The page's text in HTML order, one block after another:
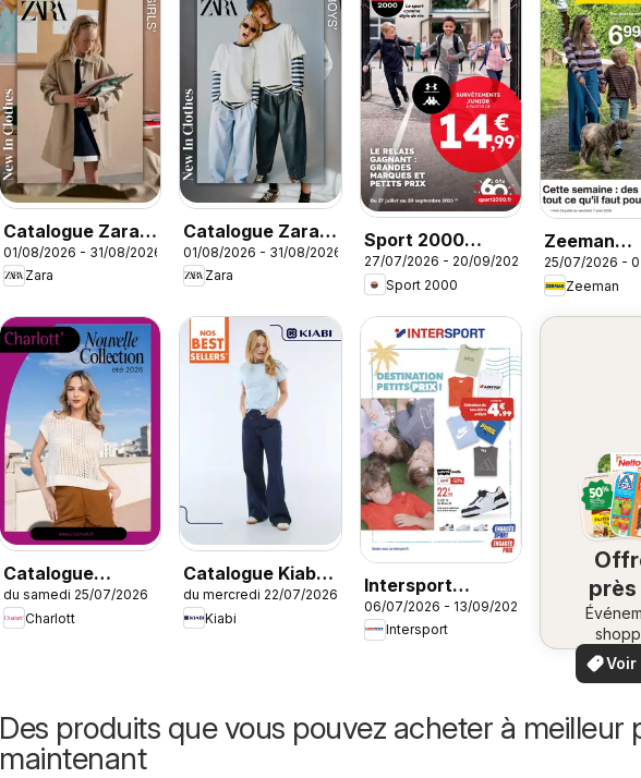
Catalogue Zara
Girls
01/08/2026 - 31/08/2026
Zara
Catalogue Zara
Boys
01/08/2026 - 31/08/2026
Zara
Sport 2000
catalogue
27/07/2026 - 20/09/2026
Sport 2000
Zeeman
catalogue
25/07/2026 -
Zeeman
Catalogue
Charlott Été
du samedi 25/07/2026
Charlott
Catalogue Kiabi
Été
du mercredi 22/07/2026
Kiabi
Intersport
catalogue
06/07/2026 - 13/09/2026
Intersport
près
locaux
Voir
Des produits que vous pouvez acheter à meilleur
maintenant